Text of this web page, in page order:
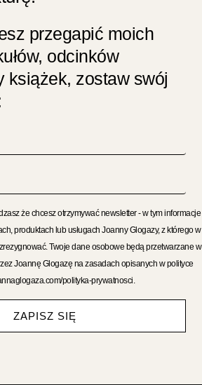
przegapić moich
odcinków
książek, zostaw swój
że chcesz otrzymywać newsletter - w tym informacje
produktach lub usługach Joanny Glogazy, z którego w
Twoje dane osobowe będą przetwarzane
Joannę Glogazę na zasadach opisanych w polityce
polityka-prywatnosci.
ZAPISZ SIĘ